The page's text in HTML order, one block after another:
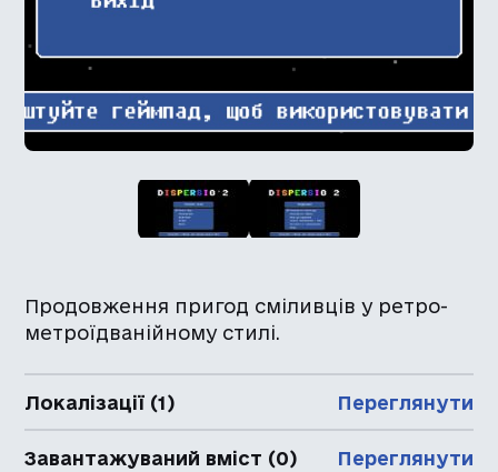
Продовження пригод сміливців у ретро-
метроїдванійному стилі.
Локалізації (1) Переглянути
Завантажуваний вміст (0) Переглянути